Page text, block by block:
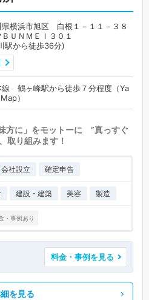
県横浜市旭区 白根１－１１－３８
ＵＮＭＥＩ３０１
駅から徒歩36分)
線 鶴ヶ峰駅から徒歩７分程度（Ya
）
方に」をモットーに ”真っすぐ
取り組みます！
会社設立 確定申告
建設・建築 美容 製造
・事例あり
料金・事例を見る
を見る